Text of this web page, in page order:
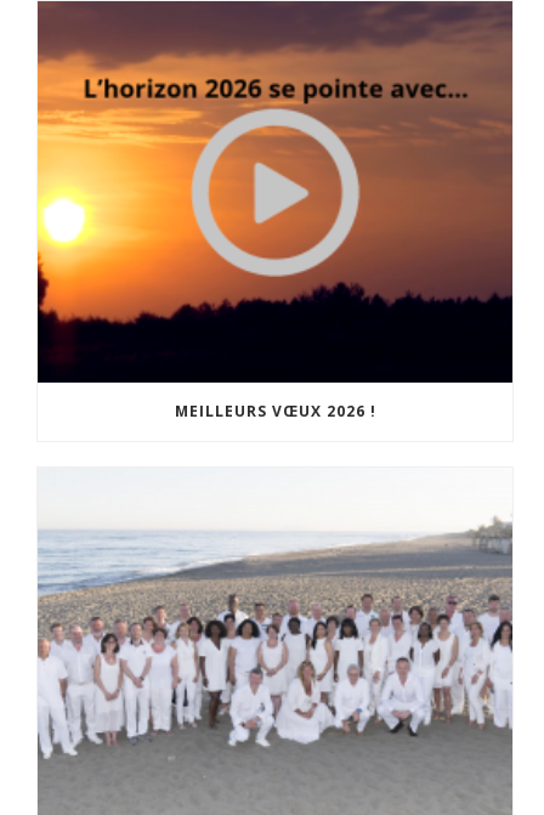
MEILLEURS VŒUX 2026 !